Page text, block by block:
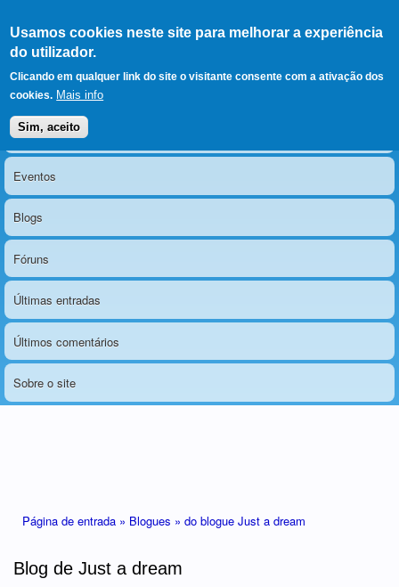
Usamos cookies neste site para melhorar a experiência
do utilizador.
Clicando em qualquer link do site o visitante consente com a ativação dos
cookies. Mais info
Sim, aceito
LERPARAVER , ir para a
página principal
O portal da visão diferente
Menu principal
Notícias
Eventos
Blogs
Fóruns
Últimas entradas
Últimos comentários
Sobre o site
Página de entrada » Blogues » do blogue Just a dream
Blog de Just a dream